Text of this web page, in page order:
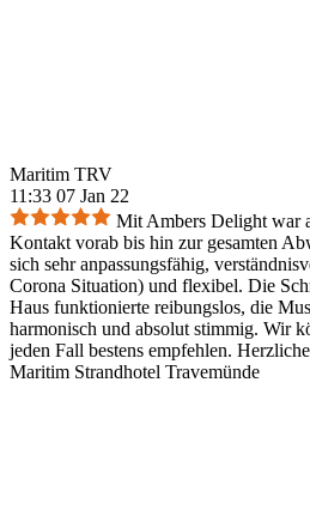
Maritim TRV
11:33 07 Jan 22
Mit Ambers Delight war
Kontakt vorab bis hin zur gesamten
sich sehr anpassungsfähig,
Corona Situation) und flexibel. Die
Haus funktionierte reibungslos, die
harmonisch und absolut stimmig. Wir
jeden Fall bestens empfehlen.
Maritim Strandhotel Travemünde